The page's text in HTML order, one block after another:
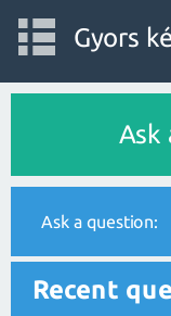
Gyors
Ask
Ask a question:
Recent